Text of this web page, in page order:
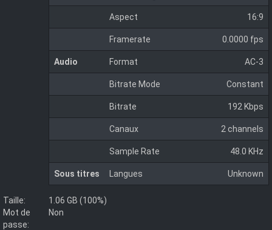
Aspect 16:9
Framerate 0.0000 fps
Audio Format AC-3
Bitrate Mode Constant
Bitrate 192 Kbps
Canaux 2 channels
Sample Rate 48.0 KHz
Sous titres Langues Unknown
Taille:
1.06 GB (100%)
Mot de
passe:
Non